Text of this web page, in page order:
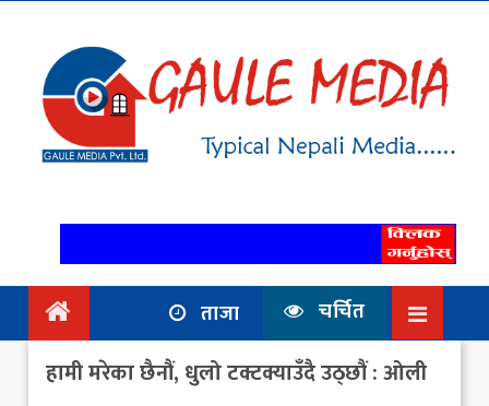
गृहपृष्ठ
समाचार
राजनिति
आर्थिक
अन्तर्वार्ता
/ विचार
प्रदेश
विश्व
ताजा चर्चित
हामी मरेका छैनौं, धुलो टक्टक्याउँदै उठ्छौं : ओली